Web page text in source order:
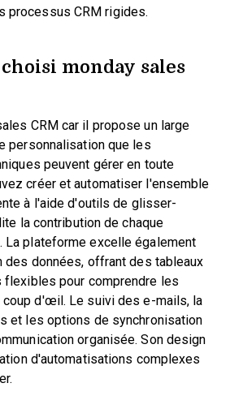
processus CRM rigides.
monday sales
CRM car il propose un large
personnalisation que les
peuvent gérer en toute
créer et automatiser l'ensemble
à l'aide d'outils de glisser-
la contribution de chaque
La plateforme excelle également
des données, offrant des tableaux
flexibles pour comprendre les
coup d'œil. Le suivi des e-mails, la
et les options de synchronisation
organisée. Son design
d'automatisations complexes